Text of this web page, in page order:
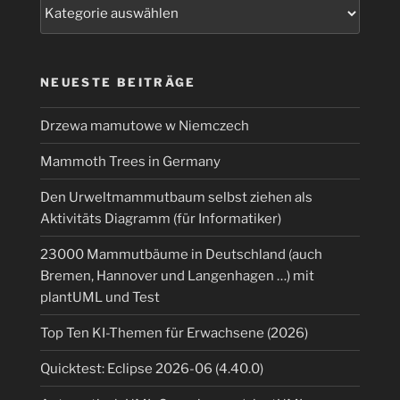
buster,
es
ja
immer
Kali
sein“
NEUESTE BEITRÄGE
Drzewa mamutowe w Niemczech
Mammoth Trees in Germany
Den Urweltmammutbaum selbst ziehen als
Aktivitäts Diagramm (für Informatiker)
23000 Mammutbäume in Deutschland (auch
Bremen, Hannover und Langenhagen …) mit
plantUML und Test
Top Ten KI-Themen für Erwachsene (2026)
Quicktest: Eclipse 2026-06 (4.40.0)